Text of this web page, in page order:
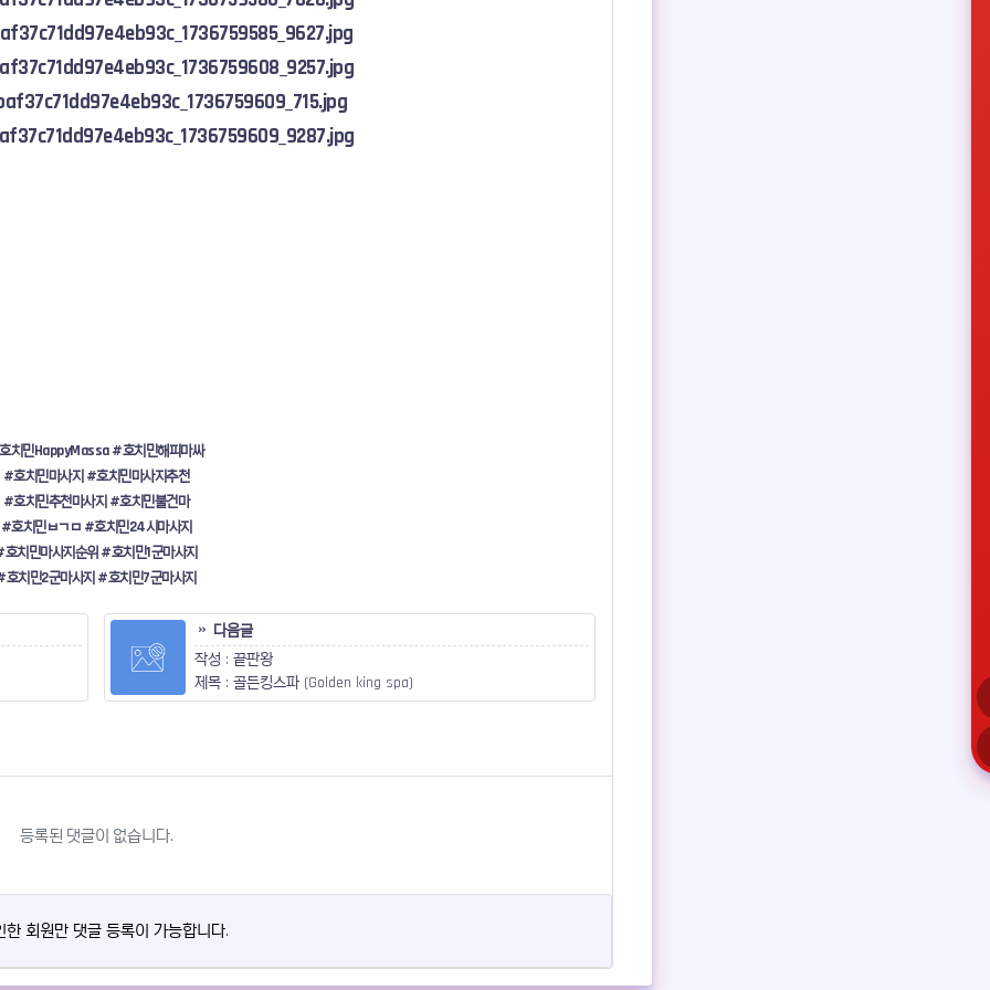
치민HappyMassa #호치민해피마싸
#호치민마사지 #호치민마사지추천
#호치민추천마사지 #호치민불건마
#호치민ㅂㄱㅁ #호치민24시마사지
치민마사지순위 #호치민1군마사지
치민2군마사지 #호치민7군마사지
다음글
작성 : 끝판왕
제목 : 골든킹스파 (Golden king spa)
등록된 댓글이 없습니다.
한 회원만 댓글 등록이 가능합니다.